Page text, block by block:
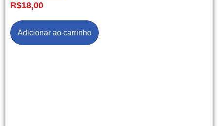
R$18,00
Adicionar ao carrinho